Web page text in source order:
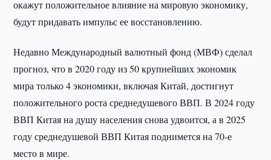
окажут положительное влияние на мировую экономику,
будут придавать импульс ее восстановлению.
Недавно Международный валютный фонд (МВФ) сделал
прогноз, что в 2020 году из 50 крупнейших экономик
мира только 4 экономики, включая Китай, достигнут
положительного роста среднедушевого ВВП. В 2024 году
ВВП Китая на душу населения снова удвоится, а в 2025
году среднедушевой ВВП Китая поднимется на 70-е
место в мире.